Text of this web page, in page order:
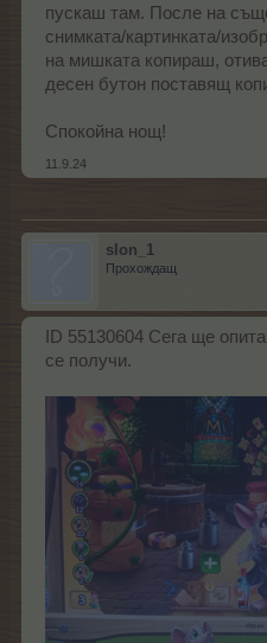
пускаш там. После на
снимката/картинката/
на мишката копираш,
десен бутон поставящ
Спокойна нощ!
11.9.24
slon_1
Прохождащ
ID 55130604 Сега ще
се получи.